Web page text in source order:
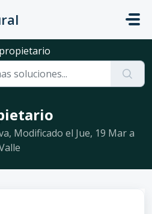
Modificado el Jue, 19 Mar a